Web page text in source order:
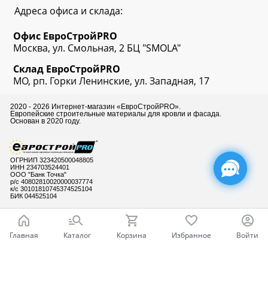
Адреса офиса и склада:
Офис ЕвроСтройPRO
Москва, ул. Смольная, 2 БЦ "SMOLA"
Склад ЕвроСтройPRO
МО, рп. Горки Ленинские, ул. Западная, 17
2020 - 2026 Интернет-магазин «ЕвроСтройPRO».
Европейские строительные материалы для кровли и фасада.
Основан в 2020 году.
ОГРНИП 323420500048805
ИНН 234703524401
ООО "Банк Точка"
р/с 40802810020000037774
к/с 30101810745374525104
БИК 044525104
Главная Каталог Корзина Избранное Войти